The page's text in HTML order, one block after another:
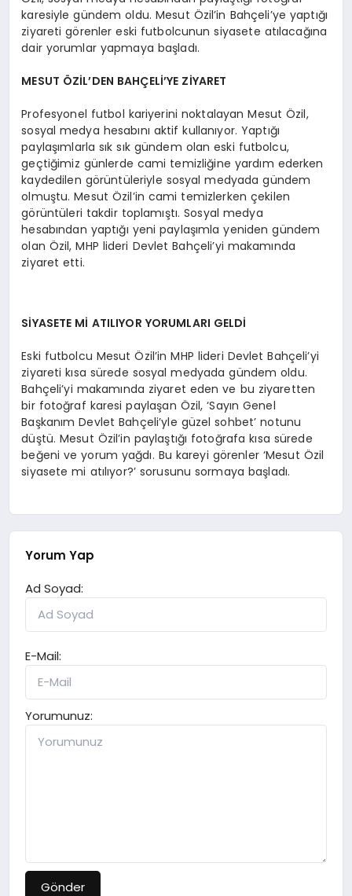
karesiyle gündem oldu. Mesut Özil’in Bahçeli’ye yaptığı
ziyareti görenler eski futbolcunun siyasete atılacağına
dair yorumlar yapmaya başladı.
MESUT ÖZİL’DEN BAHÇELİ’YE ZİYARET
Profesyonel futbol kariyerini noktalayan Mesut Özil,
sosyal medya hesabını aktif kullanıyor. Yaptığı
paylaşımlarla sık sık gündem olan eski futbolcu,
geçtiğimiz günlerde cami temizliğine yardım ederken
kaydedilen görüntüleriyle sosyal medyada gündem
olmuştu. Mesut Özil’in cami temizlerken çekilen
görüntüleri takdir toplamıştı. Sosyal medya
hesabından yaptığı yeni paylaşımla yeniden gündem
olan Özil, MHP lideri Devlet Bahçeli’yi makamında
ziyaret etti.
SİYASETE Mİ ATILIYOR YORUMLARI GELDİ
Eski futbolcu Mesut Özil’in MHP lideri Devlet Bahçeli’yi
ziyareti kısa sürede sosyal medyada gündem oldu.
Bahçeli’yi makamında ziyaret eden ve bu ziyaretten
bir fotoğraf karesi paylaşan Özil, ‘Sayın Genel
Başkanım Devlet Bahçeli’yle güzel sohbet’ notunu
düştü. Mesut Özil’in paylaştığı fotoğrafa kısa sürede
beğeni ve yorum yağdı. Bu kareyi görenler ‘Mesut Özil
siyasete mi atılıyor?’ sorusunu sormaya başladı.
Yorum Yap
Ad Soyad:
E-Mail:
Yorumunuz:
Gönder